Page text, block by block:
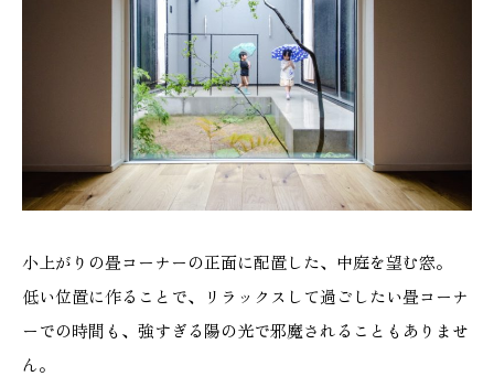
プライバシーポリシー
本社
053-488-5127
浜松店
053-430-5123
小上がりの畳コーナーの正面に配置した、中庭を望む窓。
低い位置に作ることで、リラックスして過ごしたい畳コーナ
ーでの時間も、強すぎる陽の光で邪魔されることもありませ
ん。